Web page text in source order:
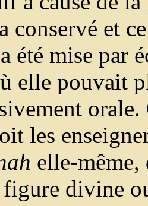
conservé et
été mise par
elle pouvait
les
elle-même,
divine